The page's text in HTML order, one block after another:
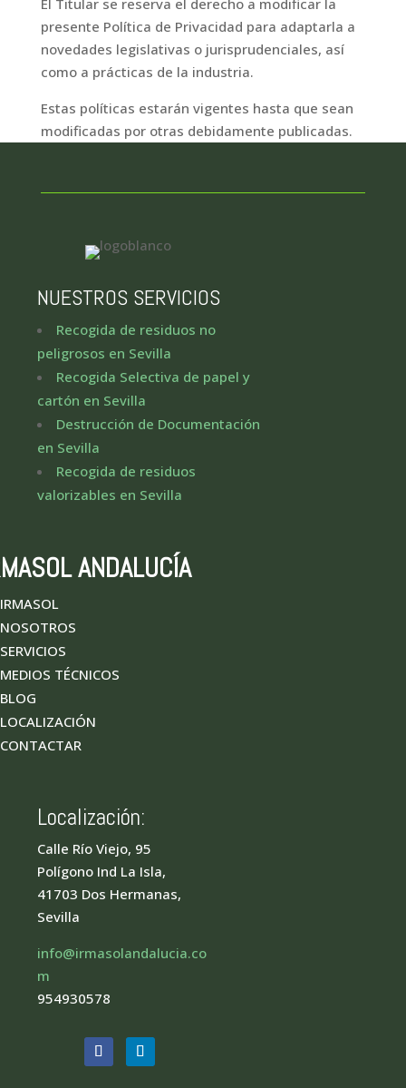
presente Política de Privacidad para adaptarla a
novedades legislativas o jurisprudenciales, así
como a prácticas de la industria.
Estas políticas estarán vigentes hasta que sean
modificadas por otras debidamente publicadas.
NUESTROS SERVICIOS
Recogida de residuos no
peligrosos en Sevilla
Recogida Selectiva de papel y
cartón en Sevilla
Destrucción de Documentación
en Sevilla
Recogida de residuos
valorizables en Sevilla
ANDALUCÍA
IRMASOL
NOSOTROS
SERVICIOS
MEDIOS TÉCNICOS
BLOG
LOCALIZACIÓN
CONTACTAR
Localización:
Calle Río Viejo, 95
Polígono Ind La Isla,
41703 Dos Hermanas,
Sevilla
info@irmasolandalucia.co
m
954930578